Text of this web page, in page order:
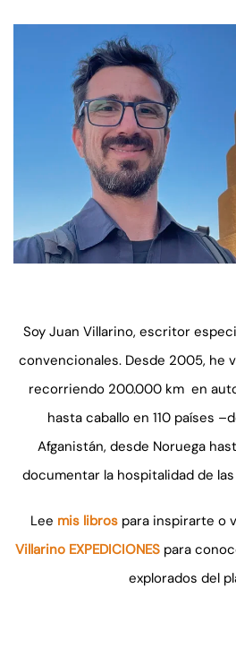
Soy Juan Villarino, escritor
convencionales. Desde 2005, he
recorriendo 200.000 km en
hasta caballo en 110 países
Afganistán, desde Noruega
documentar la hospitalidad de
Lee mis libros para inspirarte o
Villarino EXPEDICIONES para
explorados del